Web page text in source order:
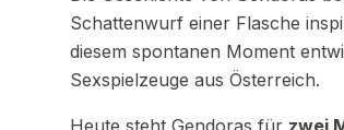
Schattenwurf einer Flasche
diesem spontanen Moment
Sexspielzeuge aus Österreich.
Heute steht Gendoras für zwei